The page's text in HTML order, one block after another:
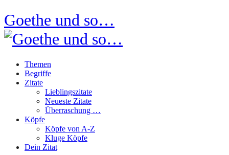
Goethe und so…
Themen
Begriffe
Zitate
Lieblingszitate
Neueste Zitate
Überraschung …
Köpfe
Köpfe von A-Z
Kluge Köpfe
Dein Zitat